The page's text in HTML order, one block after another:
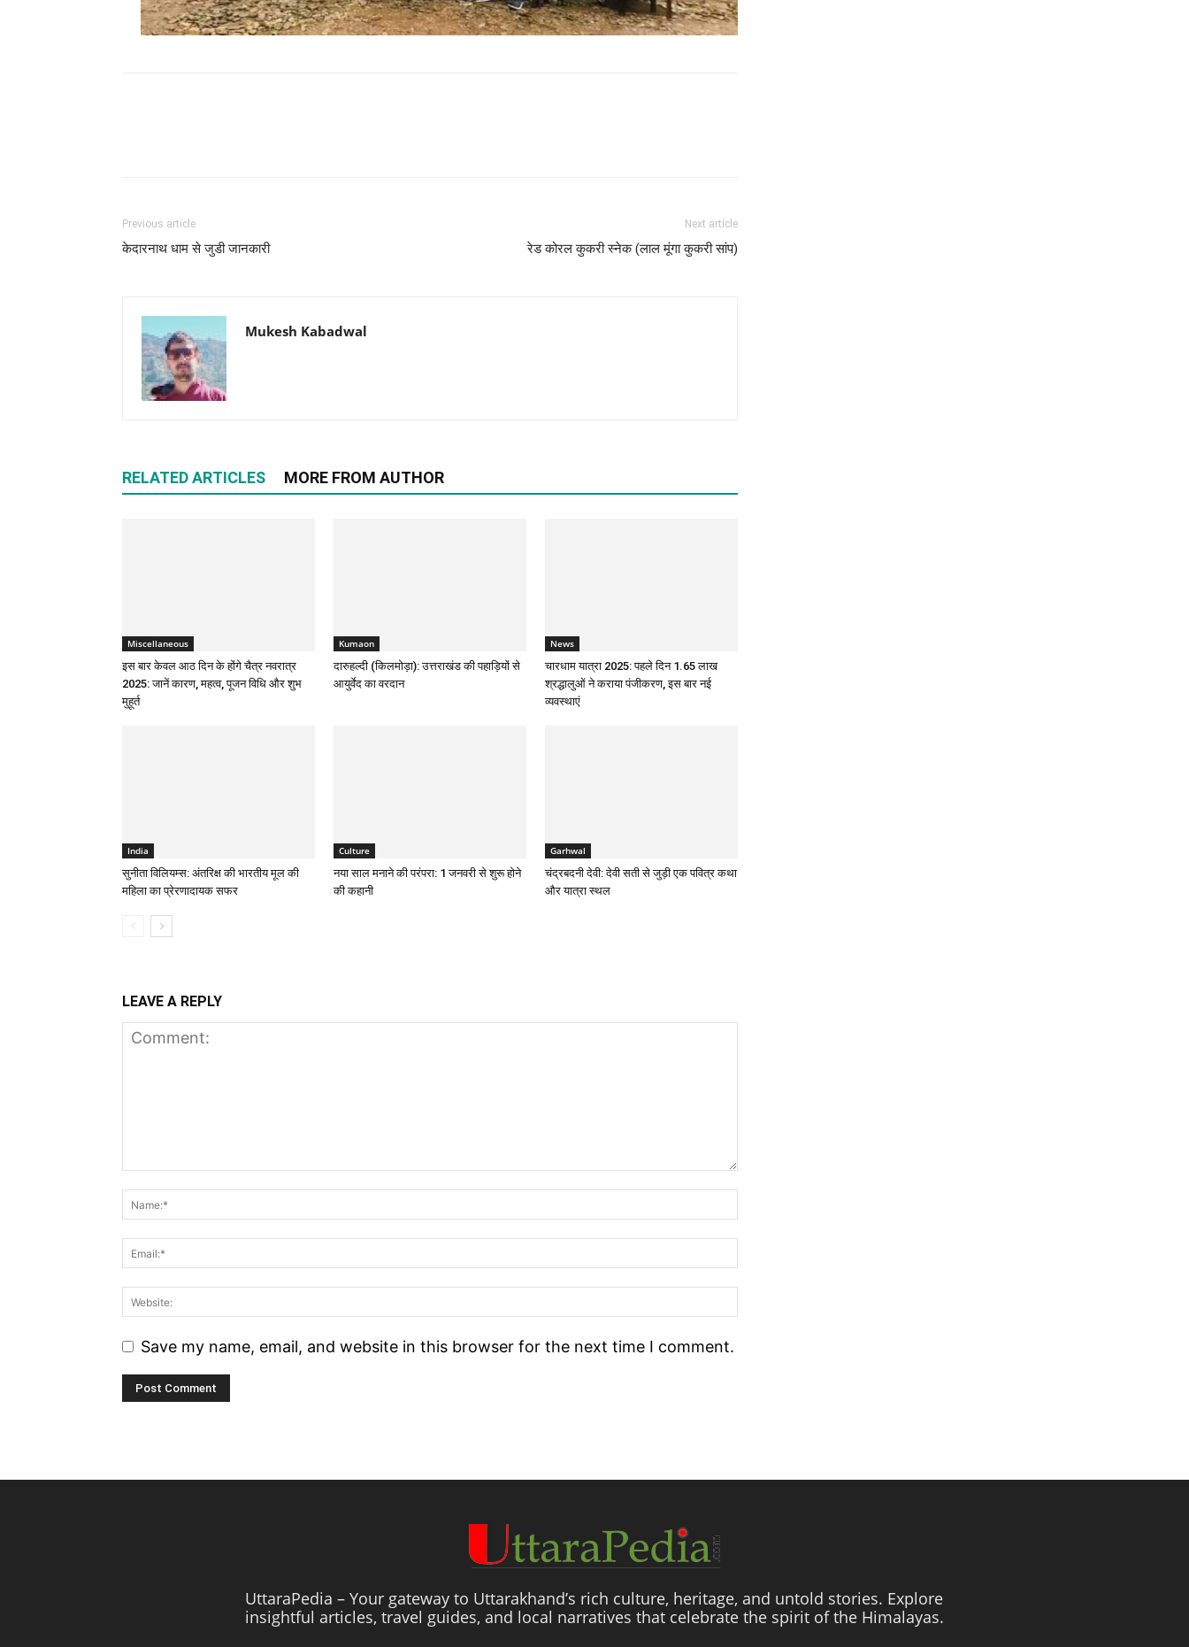
Previous article
केदारनाथ धाम से जुडी जानकारी
Next article
रेड कोरल कुकरी स्नेक (लाल मूंगा कुकरी सांप)
Mukesh Kabadwal
RELATED ARTICLES MORE FROM AUTHOR
Miscellaneous
इस बार केवल आठ दिन के होंगे चैत्र नवरात्र
2025: जानें कारण, महत्व, पूजन विधि और शुभ
मुहूर्त
Kumaon
दारुहल्दी (किलमोड़ा): उत्तराखंड की पहाड़ियों से
आयुर्वेद का वरदान
News
चारधाम यात्रा 2025: पहले दिन 1.65 लाख
श्रद्धालुओं ने कराया पंजीकरण, इस बार नई
व्यवस्थाएं
India
सुनीता विलियम्स: अंतरिक्ष की भारतीय मूल की
महिला का प्रेरणादायक सफर
Culture
नया साल मनाने की परंपरा: 1 जनवरी से शुरू होने
की कहानी
Garhwal
चंद्रबदनी देवी: देवी सती से जुड़ी एक पवित्र कथा
और यात्रा स्थल
LEAVE A REPLY
Save my name, email, and website in this browser for the next time I comment.
UttaraPedia – Your gateway to Uttarakhand’s rich culture, heritage, and untold stories. Explore
insightful articles, travel guides, and local narratives that celebrate the spirit of the Himalayas.